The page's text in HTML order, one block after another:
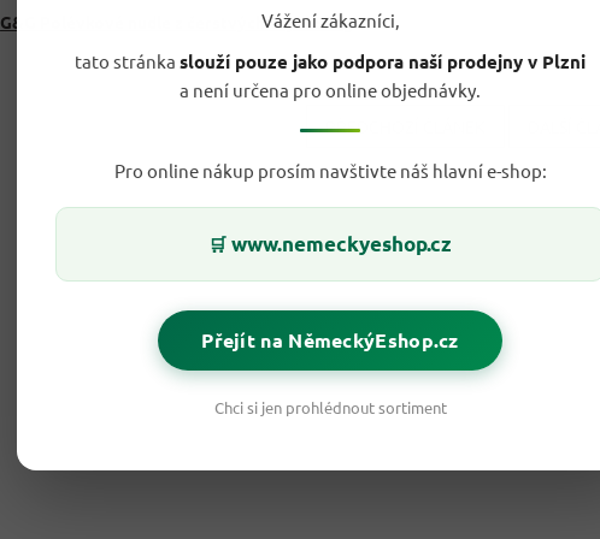
Vážení zákazníci,
tato stránka slouží pouze jako podpora naší prodejny v Plzni
a není určena pro online objednávky.
Pro online nákup prosím navštivte náš hlavní e-shop:
🛒 www.nemeckyeshop.cz
Přejít na NěmeckýEshop.cz
Chci si jen prohlédnout sortiment
G&G Polévkové nudle z čerstvých vajec 500g
PŘEDCHOZÍ ČLÁNEK